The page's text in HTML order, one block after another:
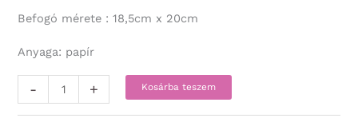
Befogó mérete : 18,5cm x 20cm
Anyaga: papír
-
Bizonyítvány
-
+ Kosárba teszem